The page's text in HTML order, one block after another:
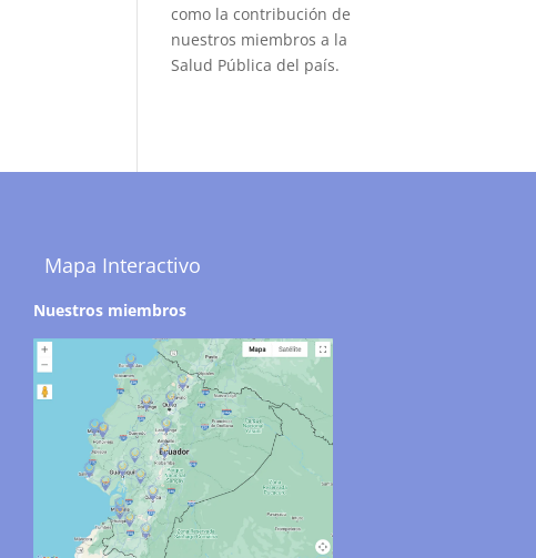
como la contribución de
nuestros miembros a la
Salud Pública del país.
Mapa Interactivo
Nuestros miembros